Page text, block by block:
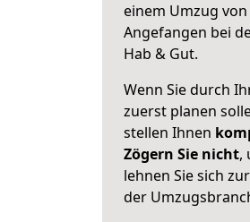
einem Umzug
Angefangen bei
Hab & Gut.
Wenn Sie durch
zuerst planen
stellen Ihnen
Zögern Sie nicht,
lehnen Sie sich
der